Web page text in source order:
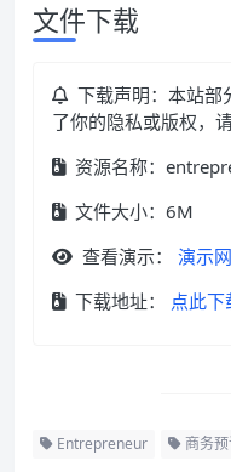
文件下载
下载声明：本站部
了你的隐私或版权，
资源名称：
文件大小：6M
查看演示：
演示
下载地址：
点此下
Entrepreneur 商务